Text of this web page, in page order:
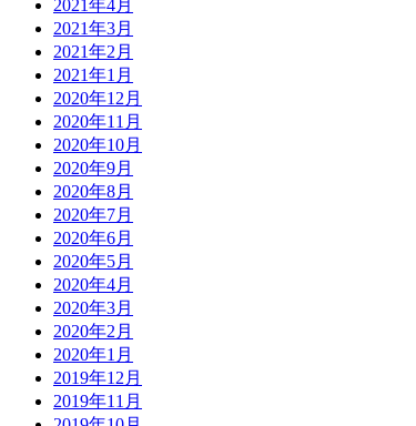
2021年4月
2021年3月
2021年2月
2021年1月
2020年12月
2020年11月
2020年10月
2020年9月
2020年8月
2020年7月
2020年6月
2020年5月
2020年4月
2020年3月
2020年2月
2020年1月
2019年12月
2019年11月